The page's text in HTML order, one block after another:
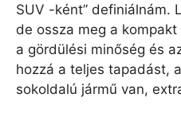
SUV -ként” definiálnám.
de ossza meg a
a gördülési minőség és
hozzá a teljes tapadást,
sokoldalú jármű van,